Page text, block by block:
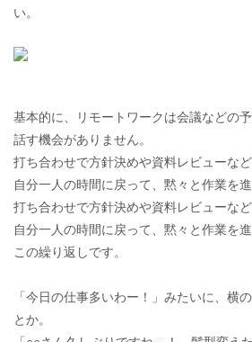
い。
基本的に、リモートワークは会議などの
話す機会がありません。
打ち合わせで方針決めや資料レビューなど
自分一人の時間に戻って、黙々と作業を進
打ち合わせで方針決めや資料レビューなど
自分一人の時間に戻って、黙々と作業を
この繰り返しです。
「今日の仕事多いわー！」みたいに、横
とか。